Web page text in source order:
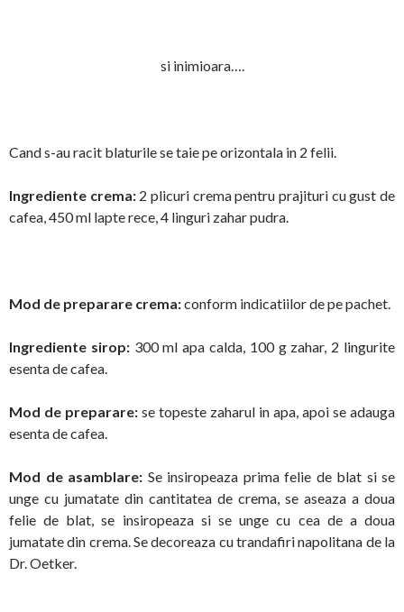
si inimioara….
Cand s-au racit blaturile se taie pe orizontala in 2 felii.
Ingrediente crema:2 plicuri crema pentru prajituri cu gust de
cafea, 450 ml lapte rece, 4 linguri zahar pudra.
Mod de preparare crema:conform indicatiilor de pe pachet.
Ingrediente sirop:300 ml apa calda, 100 g zahar, 2 lingurite
esenta de cafea.
Mod de preparare: se topeste zaharul in apa, apoi se adauga
esenta de cafea.
Mod de asamblare: Se insiropeaza prima felie de blat si se
unge cu jumatate din cantitatea de crema, se aseaza a doua
felie de blat, se insiropeaza si se unge cu cea de a doua
jumatate din crema. Se decoreaza cu trandafiri napolitana de la
Dr. Oetker.